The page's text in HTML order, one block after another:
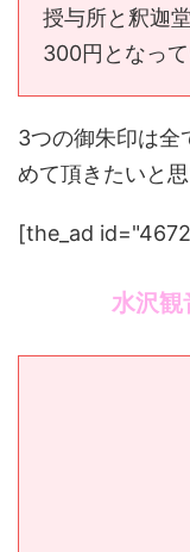
授与所と釈迦
300円となって
3つの御朱印は全
めて頂きたいと思
[the_ad
水沢観